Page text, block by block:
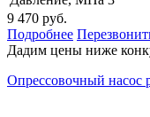
9 470 руб.
Подробнее
Дадим цены ниже
Опрессовочный